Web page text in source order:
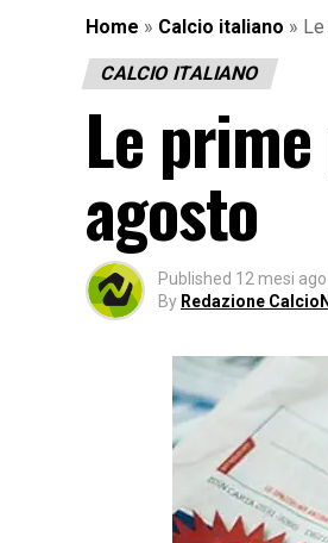
Home » Calcio italiano »
CALCIO ITALIANO
Le
agosto
Published 12 mesi ago
By Redazione